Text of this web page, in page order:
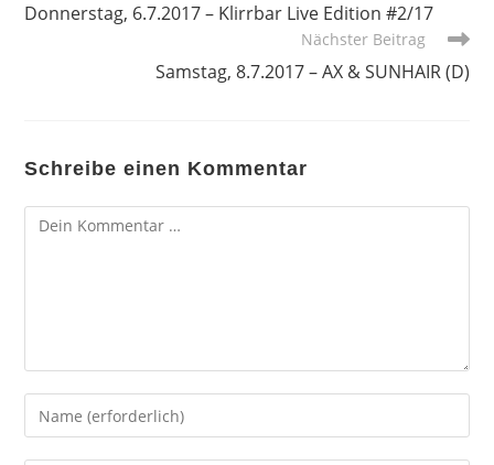
ansehen
Donnerstag, 6.7.2017 – Klirrbar Live Edition #2/17
Nächster Beitrag
Samstag, 8.7.2017 – AX & SUNHAIR (D)
Schreibe einen Kommentar
Kommentar
Gib
deinen